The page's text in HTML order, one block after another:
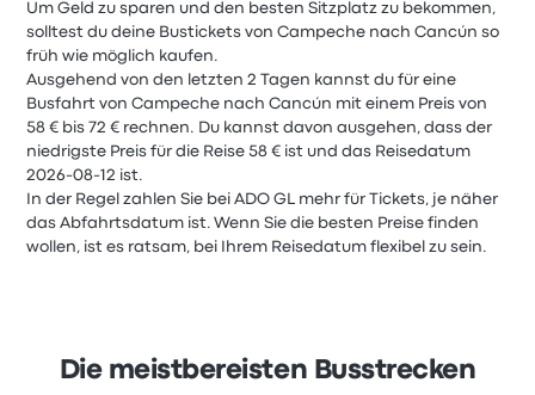
Um Geld zu sparen und den besten Sitzplatz zu bekommen,
solltest du deine Bustickets von Campeche nach Cancún so
früh wie möglich kaufen.
Ausgehend von den letzten 2 Tagen kannst du für eine
Busfahrt von Campeche nach Cancún mit einem Preis von
58 € bis 72 € rechnen. Du kannst davon ausgehen, dass der
niedrigste Preis für die Reise 58 € ist und das Reisedatum
2026-08-12 ist.
In der Regel zahlen Sie bei ADO GL mehr für Tickets, je näher
das Abfahrtsdatum ist. Wenn Sie die besten Preise finden
wollen, ist es ratsam, bei Ihrem Reisedatum flexibel zu sein.
Die meistbereisten Busstrecken